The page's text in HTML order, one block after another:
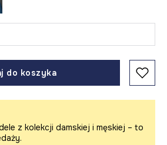
do koszyka
z kolekcji damskiej i męskiej – to